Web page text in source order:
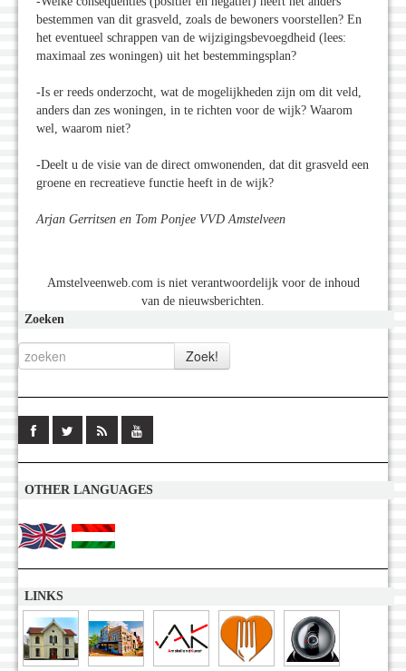
bestemmen van dit grasveld, zoals de bewoners voorstellen? En
het eventueel schrappen van de wijzigingsbevoegdheid (lees:
maximaal zes woningen) uit het bestemmingsplan?
-Is er reeds onderzocht, wat de mogelijkheden zijn om dit veld,
anders dan zes woningen, in te richten voor de wijk? Waarom
wel, waarom niet?
-Deelt u de visie van de direct omwonenden, dat dit grasveld een
groene en recreatieve functie heeft in de wijk?
Arjan Gerritsen en Tom Ponjee VVD Amstelveen
Amstelveenweb.com is niet verantwoordelijk voor de inhoud
van de nieuwsberichten.
Zoeken
OTHER LANGUAGES
LINKS